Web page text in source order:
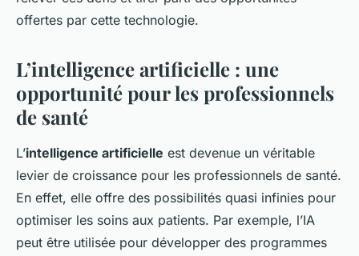
offertes par cette technologie.
L’intelligence artificielle : une
opportunité pour les professionnels
de santé
L’intelligence artificielle est devenue un véritable
levier de croissance pour les professionnels de santé.
En effet, elle offre des possibilités quasi infinies pour
optimiser les soins aux patients. Par exemple, l’IA
peut être utilisée pour développer des programmes